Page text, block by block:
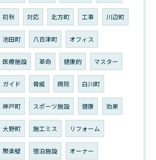
初秋 対応 北方町 工事 川辺町
池田町 八百津町 オフィス
医療施設 革命 健康的 マスター
ガイド 脅威 病院 白川町
神戸町 スポーツ施設 健康 効果
大野町 施工ミス リフォーム
聚楽壁 宿泊施設 オーナー